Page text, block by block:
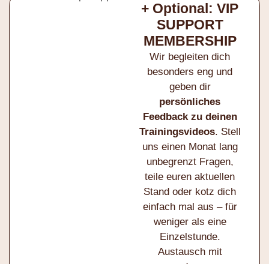
+ Optional: VIP
SUPPORT
MEMBERSHIP
Wir begleiten dich
besonders eng und
geben dir
persönliches
Feedback zu deinen
Trainingsvideos. Stell
uns einen Monat lang
unbegrenzt Fragen,
teile euren aktuellen
Stand oder kotz dich
einfach mal aus – für
weniger als eine
Einzelstunde.
Austausch mit